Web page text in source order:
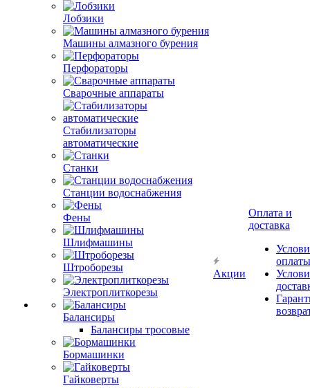
Лобзики
Машины алмазного бурения
Перфораторы
Сварочные аппараты
Стабилизаторы
автоматические
Станки
Станции водоснабжения
Фены
Шлифмашины
Штроборезы
Электроплиткорезы
Балансиры
Балансиры тросовые
Бормашинки
Гайковерты
Акции
Оплата и
доставка
оплаты